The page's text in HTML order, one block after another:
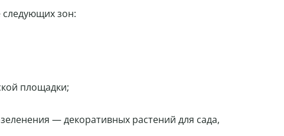
следующих зон:
площадки;
— декоративных растений для сада,